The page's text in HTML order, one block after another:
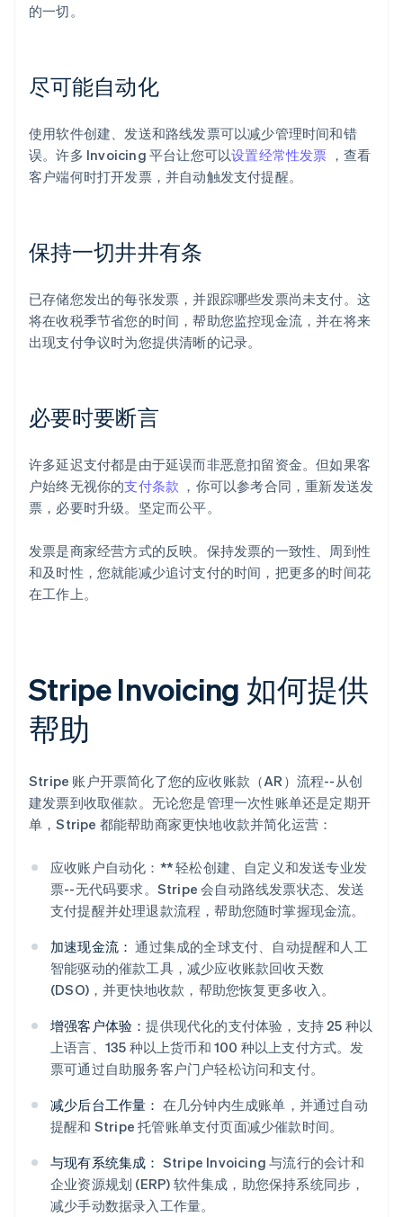
的一切。
尽可能自动化
使用软件创建、发送和路线发票可以减少管理时间和错
误。许多 Invoicing 平台让您可以设置经常性发票 ，查看
客户端何时打开发票，并自动触发支付提醒。
保持一切井井有条
已存储您发出的每张发票，并跟踪哪些发票尚未支付。这
将在收税季节省您的时间，帮助您监控现金流，并在将来
出现支付争议时为您提供清晰的记录。
必要时要断言
许多延迟支付都是由于延误而非恶意扣留资金。但如果客
户始终无视你的支付条款 ，你可以参考合同，重新发送发
票，必要时升级。坚定而公平。
发票是商家经营方式的反映。保持发票的一致性、周到性
和及时性，您就能减少追讨支付的时间，把更多的时间花
在工作上。
Stripe Invoicing 如何提供
帮助
Stripe 账户开票简化了您的应收账款（AR）流程--从创
建发票到收取催款。无论您是管理一次性账单还是定期开
单，Stripe 都能帮助商家更快地收款并简化运营：
应收账户自动化：** 轻松创建、自定义和发送专业发
票--无代码要求。Stripe 会自动路线发票状态、发送
支付提醒并处理退款流程，帮助您随时掌握现金流。
加速现金流： 通过集成的全球支付、自动提醒和人工
智能驱动的催款工具，减少应收账款回收天数
(DSO)，并更快地收款，帮助您恢复更多收入。
增强客户体验：提供现代化的支付体验，支持 25 种以
上语言、135 种以上货币和 100 种以上支付方式。发
票可通过自助服务客户门户轻松访问和支付。
减少后台工作量： 在几分钟内生成账单，并通过自动
提醒和 Stripe 托管账单支付页面减少催款时间。
与现有系统集成： Stripe Invoicing 与流行的会计和
企业资源规划 (ERP) 软件集成，助您保持系统同步，
减少手动数据录入工作量。
阿联酋
爱尔兰
English
English
奥地利
DeutschEnglish
澳大利亚